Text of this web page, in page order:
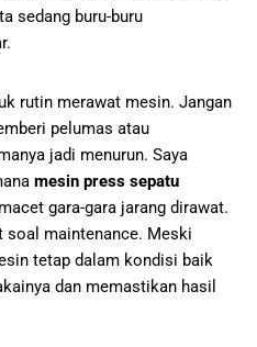
sedang buru-buru
rutin merawat mesin. Jangan
pelumas atau
jadi menurun. Saya
mesin press sepatu
gara-gara jarang dirawat.
soal maintenance. Meski
tetap dalam kondisi baik
dan memastikan hasil